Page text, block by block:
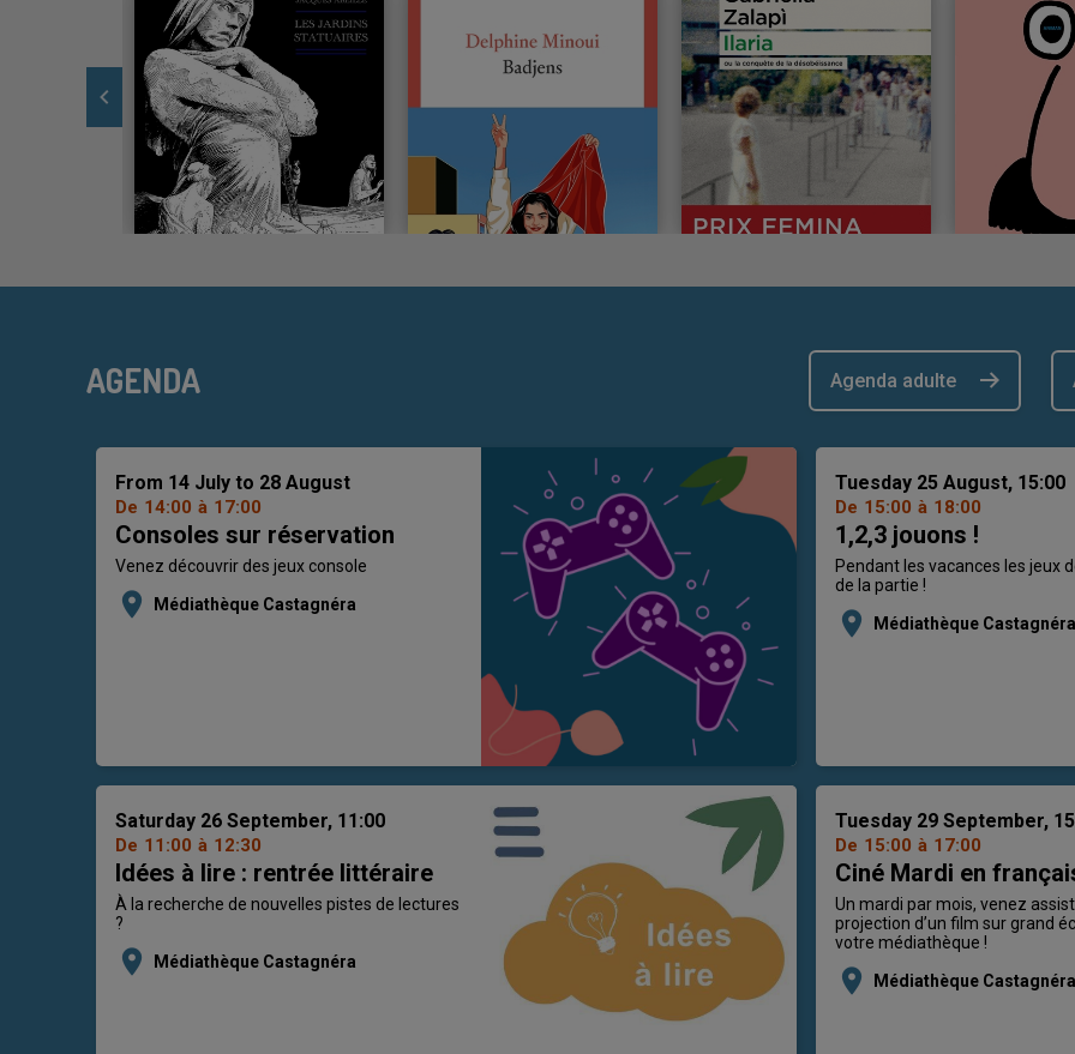
focused
AGENDA Agenda adulte
Consoles sur réservation
From 14 July to 28 August
De 14:00 à 17:00
Venez découvrir des jeux console
location_on Médiathèque Castagnéra
1,2,3 jouons !
Tuesday 25 August, 15:00
De 15:00 à 18:00
Pendant les vacances les jeux
de la partie !
location_on Médiathèque Castagnéra
Idées à lire : rentrée littéraire
Saturday 26 September, 11:00
De 11:00 à 12:30
À la recherche de nouvelles pistes de lectures
?
location_on Médiathèque Castagnéra
Ciné Mardi en
Tuesday 29 September,
De 15:00 à 17:00
Un mardi par mois, venez
projection d’un film sur grand
votre médiathèque !
location_on Médiathèque Castagnéra